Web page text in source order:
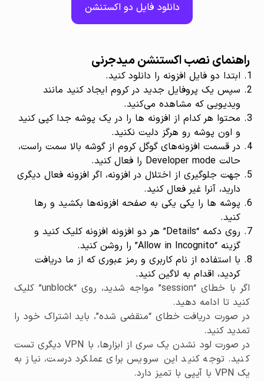
دانلود فایل دو اکستنشن
راهنمای نصب اکستنشن میدجرنی
ابتدا دو فایل افزونه را دانلود کنید.
سپس یک پروفایل جدید در کروم ایجاد کنید مانند
ویدیویی که مشاهده می‌کنید.
محتوا هر کدام از افزونه ها را در یک پوشه جدا کپی کنید
و اون پوشه رو هرگز دلیت نکنید.
در قسمت افزونه‌های گوگل کروم از گوشه بالا سمت راست،
حالت Developer mode را فعال کنید.
جهت جلوگیری از اختلال در افزونه، اگر افزونه فعال دیگری
دارید، آنرا غیر فعال کنید.
پوشه ها را یکی یکی به صفحه افزونه‌ها بکشید و رها
کنید.
روی دکمه “Details” هر دو افزونه افزونه کلیک کنید و
گزینه “Allow in Incognito” را روشن کنید.
با استفاده از نام کاربری و رمز عبوری که از ما دریافت
کردید، اقدام به لاگین کنید.
اگر با خطای “session” مواجه شدید، روی “unblock” کلیک
کنید تا ادامه دهید.
در صورت دریافت خطای “منقضی شده”، باید اشتراک خود را
تمدید کنید.
در صورت لود نشدن یک سری از ابزارها، با VPN دیگری تست
کنید. توجه کنید این سرویس برای عملکرد درست، نیاز به
یک VPN با آیپی با تمیز دارد.